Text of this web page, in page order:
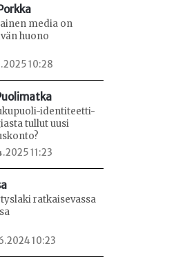
media on
huono
10:28
identiteetti-
tullut uusi
11:23
ratkaisevassa
10:23